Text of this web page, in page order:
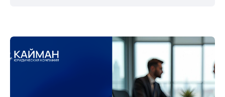
всегда на связи
Бизнес юрист — это специалист, обладающий
глубокими знаниями в области корпоративного
права, который помогает предпринимателям и
Бизнес юрист